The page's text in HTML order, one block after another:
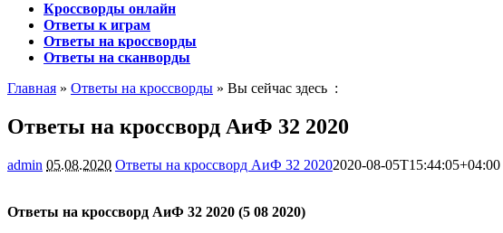
Кроссворды онлайн
Ответы к играм
Ответы на кроссворды
Ответы на сканворды
Главная » Ответы на кроссворды » Вы сейчас здесь :
Ответы на кроссворд АиФ 32 2020
admin 05.08.2020 Ответы на кроссворд АиФ 32 20202020-08-05T15:44:05+04:00
Ответы на кроссворд АиФ 32 2020 (5 08 2020)